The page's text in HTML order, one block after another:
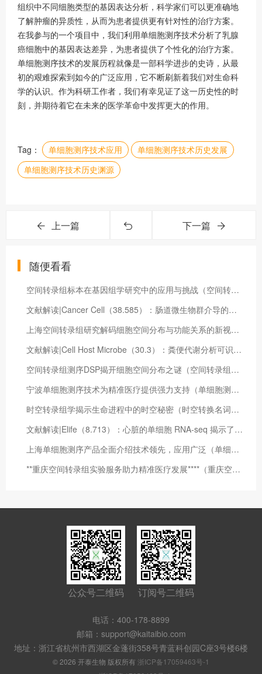
组织中不同细胞类型的基因表达分析，科学家们可以更准确地
了解肿瘤的异质性，从而为患者提供更有针对性的治疗方案。
在我参与的一个项目中，我们利用单细胞测序技术分析了乳腺
癌细胞中的基因表达差异，为患者提供了个性化的治疗方案。
单细胞测序技术的发展历程就像是一部科学进步的史诗，从最
初的艰难探索到如今的广泛应用，它不断刷新着我们对生命科
学的认识。作为科研工作者，我们有幸见证了这一历史性的时
刻，并期待着它在未来的医学革命中发挥更大的作用。
Tag： 单细胞测序技术应用
单细胞测序技术历史发展
单细胞测序技术历史渊源
上一篇 下一篇
随便看看
空间转录组标本在基因组学研究中的应用与挑战（空间转录组的意义）
文献解读|Cancer Cell（38.585）：肠道微生物群介导的核苷酸合成减弱了直肠癌对新辅助放化疗的反应
上海空间转录组研究解码细胞空间分布与功能关系的新视角（上海空间所）
文献解读|Cell Host Microbe（30.3）：粪便代谢分析可识别肝移植受者术后感染的风险
空间转录组测序DSP揭开细胞空间分布之谜（空间转录组测序深度）
宁波单细胞测序技术为精准医疗提供强力支持（单细胞测序多少钱一个）
时空转录组学揭示生命进程中的时空秘密（时空转换名词解释）
文献解读|Elife（8.713）：心脏的单细胞 RNA-seq 揭示了糖尿病性心肌病心肌纤维化的细胞间通讯驱动因素
上海单细胞测序产品全面介绍技术领先，应用广泛（单细胞测序仪器平台）
**重庆空间转录组实验服务助力精准医疗发展****（重庆空间变换科技有限公司）
公众号二维码 订阅号二维码
电话：400-178-8899
邮箱：support@kaitaibio.com
地址：浙江省杭州市西湖区金蓬街358号青蓝科创园C座3号楼6楼
© 2026 开泰生物 版权所有 浙ICP备17059463号-1